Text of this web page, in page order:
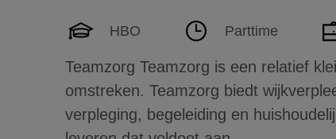
HBO Parttime
Teamzorg Teamzorg is een relatief
omstreken. Teamzorg biedt
verpleging, begeleiding en